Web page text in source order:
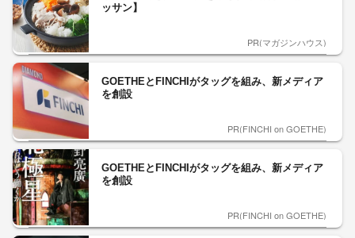
ッサン】
PR(マガジンハウス)
GOETHEとFINCHIがタッグを組み、新メディア
を創設
PR(FINCHI on GOETHE)
GOETHEとFINCHIがタッグを組み、新メディア
を創設
PR(FINCHI on GOETHE)